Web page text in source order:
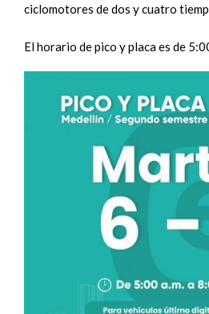
ciclomotores de dos y cuatro
El horario de pico y placa es de